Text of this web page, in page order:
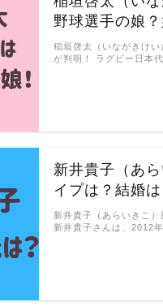
野球選手の娘
稲垣啓太（いながきけ
が判明！ ラグビー日本
新井貴子（あ
イプは？結婚
新井貴子（あらいきこ
新井貴子さんは、2012